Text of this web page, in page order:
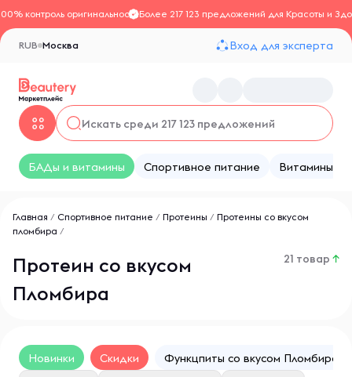
контроль оригинальностиБолее 217 123 предложений для Красоты и
Москва
RUB Вход для эксперта
БАДы и витамины Спортивное питание Витамины
Главная / Спортивное питание / Протеины / Протеины со вкусом
пломбира /
Протеин со вкусом
Пломбира
21 товар ↑
Новинки Скидки Функцпиты со вкусом Пломбира